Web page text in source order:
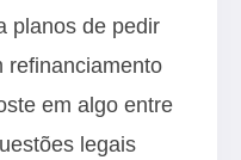
planos de pedir
refinanciamento
em algo entre
legais